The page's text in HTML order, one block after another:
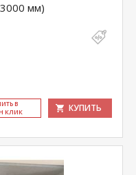
мм)
В
КЛИК
КУПИТЬ